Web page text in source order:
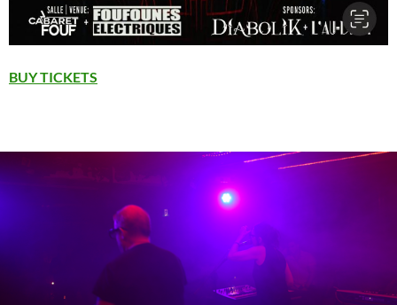
BUY TICKETS